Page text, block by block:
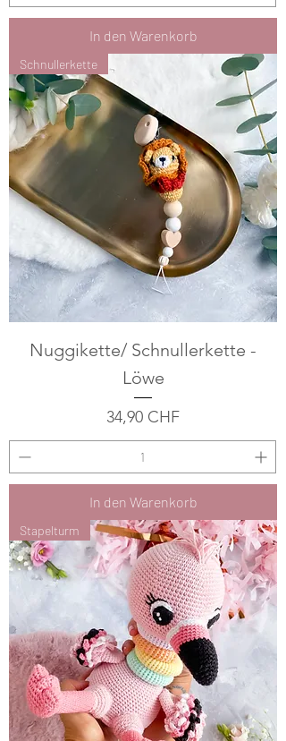
In den Warenkorb
Schnullerkette
Nuggikette/ Schnullerkette -
Löwe
Preis
34,90 CHF
In den Warenkorb
Stapelturm